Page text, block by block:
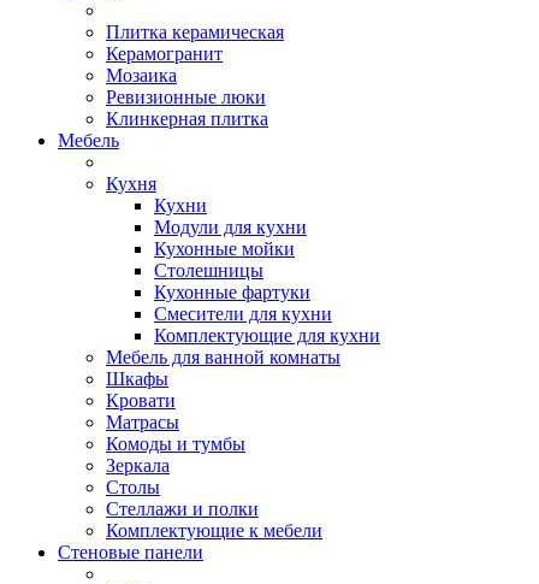
Плитка керамическая
Керамогранит
Мозаика
Ревизионные люки
Клинкерная плитка
Мебель
Кухня
Кухни
Модули для кухни
Кухонные мойки
Столешницы
Кухонные фартуки
Смесители для кухни
Комплектующие для кухни
Мебель для ванной комнаты
Шкафы
Кровати
Матрасы
Комоды и тумбы
Зеркала
Столы
Стеллажи и полки
Комплектующие к мебели
Стеновые панели